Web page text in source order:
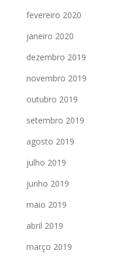
fevereiro 2020
janeiro 2020
dezembro 2019
novembro 2019
outubro 2019
setembro 2019
agosto 2019
julho 2019
junho 2019
maio 2019
abril 2019
março 2019